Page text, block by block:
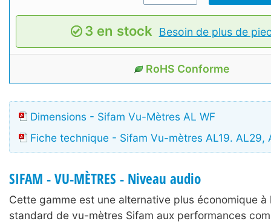
3 en stock Besoin de plus de
RoHS Conforme
Dimensions - Sifam Vu-Mètres AL WF
Fiche technique - Sifam Vu-mètres AL19. AL29,
SIFAM - VU-MÈTRES - Niveau audio
Cette gamme est une alternative plus économique à
standard de vu-mètres Sifam aux performances